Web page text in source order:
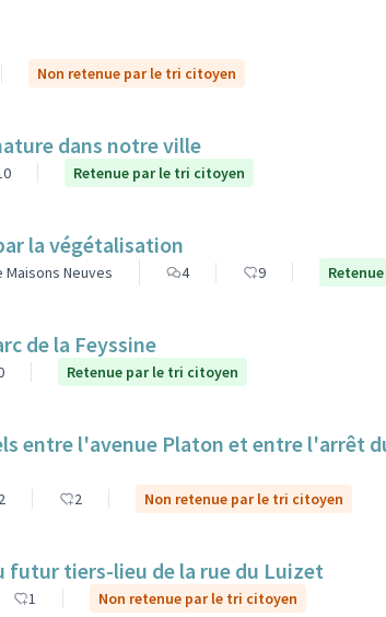
Non retenue par le tri citoyen
dans notre ville
Retenue par le tri citoyen
la végétalisation
Neuves 4 9
de la Feyssine
Retenue par le tri citoyen
entre l'avenue Platon et entre l'arrêt
2 2 Non retenue par le tri citoyen
futur tiers-lieu de la rue du Luizet
1 Non retenue par le tri citoyen